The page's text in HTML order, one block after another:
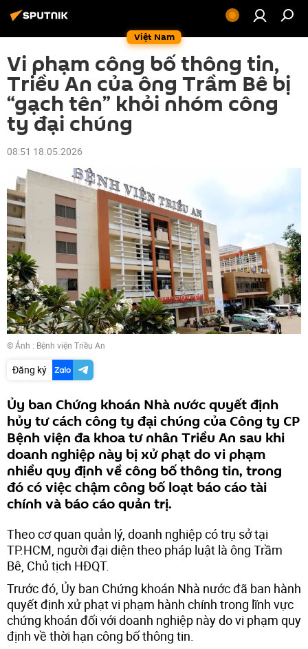
Việt Nam
Vi phạm công bố thông tin,
Triều An của ông Trầm Bê bị
“gạch tên” khỏi nhóm công
ty đại chúng
08:51 18.05.2026
© Ảnh : Bệnh viện Triều An
Đăng ký
Ủy ban Chứng khoán Nhà nước quyết định
hủy tư cách công ty đại chúng của Công ty CP
Bệnh viện đa khoa tư nhân Triều An sau khi
doanh nghiệp này bị xử phạt do vi phạm
nhiều quy định về công bố thông tin, trong
đó có việc chậm công bố loạt báo cáo tài
chính và báo cáo quản trị.
Theo cơ quan quản lý, doanh nghiệp có trụ sở tại
TP.HCM, người đại diện theo pháp luật là ông Trầm
Bê, Chủ tịch HĐQT.
Trước đó, Ủy ban Chứng khoán Nhà nước đã ban hành
quyết định xử phạt vi phạm hành chính trong lĩnh vực
chứng khoán đối với doanh nghiệp này do vi phạm quy
định về thời hạn công bố thông tin.